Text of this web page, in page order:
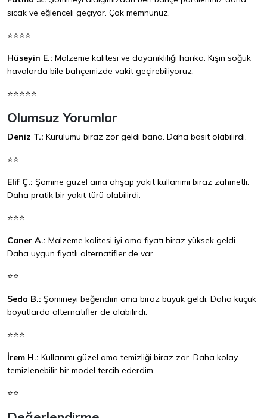
sıcak ve eğlenceli geçiyor. Çok memnunuz.
⭐⭐⭐⭐
Hüseyin E.: Malzeme kalitesi ve dayanıklılığı harika. Kışın soğuk
havalarda bile bahçemizde vakit geçirebiliyoruz.
⭐⭐⭐⭐⭐
Olumsuz Yorumlar
Deniz T.: Kurulumu biraz zor geldi bana. Daha basit olabilirdi.
⭐⭐
Elif Ç.: Şömine güzel ama ahşap yakıt kullanımı biraz zahmetli.
Daha pratik bir yakıt türü olabilirdi.
⭐⭐⭐
Caner A.: Malzeme kalitesi iyi ama fiyatı biraz yüksek geldi.
Daha uygun fiyatlı alternatifler de var.
⭐⭐
Seda B.: Şömineyi beğendim ama biraz büyük geldi. Daha küçük
boyutlarda alternatifler de olabilirdi.
⭐⭐⭐
İrem H.: Kullanımı güzel ama temizliği biraz zor. Daha kolay
temizlenebilir bir model tercih ederdim.
⭐⭐